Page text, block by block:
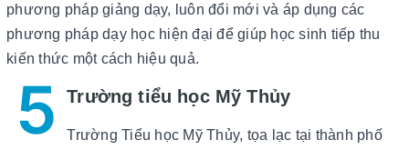
phương pháp giảng dạy, luôn đổi mới và áp dụng các
phương pháp dạy học hiện đại để giúp học sinh tiếp thu
kiến thức một cách hiệu quả.
5 Trường tiểu học Mỹ Thủy
Trường Tiểu học Mỹ Thủy, tọa lạc tại thành phố